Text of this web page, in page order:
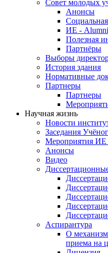
Совет молодых
Анонсы
ИЕ - Alumni
Полезная
Партнёры
Выборы
История здания
Нормативные
Партнеры
Партнеры
Научная жизнь
Новости
Заседания
Мероприятия
Анонсы
Видео
Аспирантура
О
приема на